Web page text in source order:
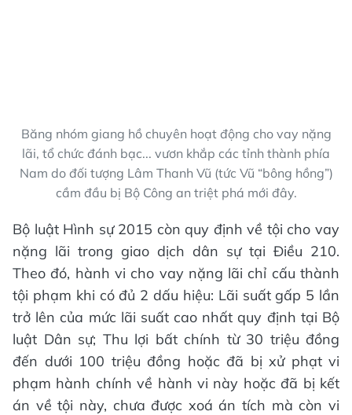
Băng nhóm giang hồ chuyên hoạt động cho vay nặng
lãi, tổ chức đánh bạc... vươn khắp các tỉnh thành phía
Nam do đối tượng Lâm Thanh Vũ (tức Vũ “bông hồng”)
cầm đầu bị Bộ Công an triệt phá mới đây.
Bộ luật Hình sự 2015 còn quy định về tội cho vay
nặng lãi trong giao dịch dân sự tại Điều 210.
Theo đó, hành vi cho vay nặng lãi chỉ cấu thành
tội phạm khi có đủ 2 dấu hiệu: Lãi suất gấp 5 lần
trở lên của mức lãi suất cao nhất quy định tại Bộ
luật Dân sự; Thu lợi bất chính từ 30 triệu đồng
đến dưới 100 triệu đồng hoặc đã bị xử phạt vi
phạm hành chính về hành vi này hoặc đã bị kết
án về tội này, chưa được xoá án tích mà còn vi